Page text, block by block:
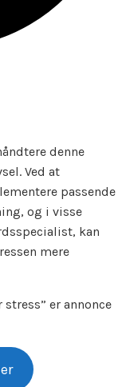
denne
Ved at
passende
og i visse
kan
mere
er annonce